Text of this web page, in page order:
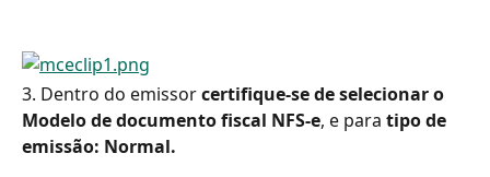
3. Dentro do emissor certifique-se de selecionar o
Modelo de documento fiscal NFS-e, e para tipo de
emissão: Normal.